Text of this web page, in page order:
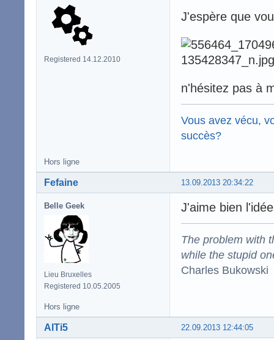
Registered 14.12.2010
J'espère que
n'hésitez pas à
Vous avez vécu,
succès?
Hors ligne
13.09.2013 20:34:22
Fefaine
Belle Geek
Lieu Bruxelles
Registered 10.05.2005
J'aime bien
The problem with
while the stupid
Charles Bukowski
Hors ligne
22.09.2013 12:44:05
AlTi5